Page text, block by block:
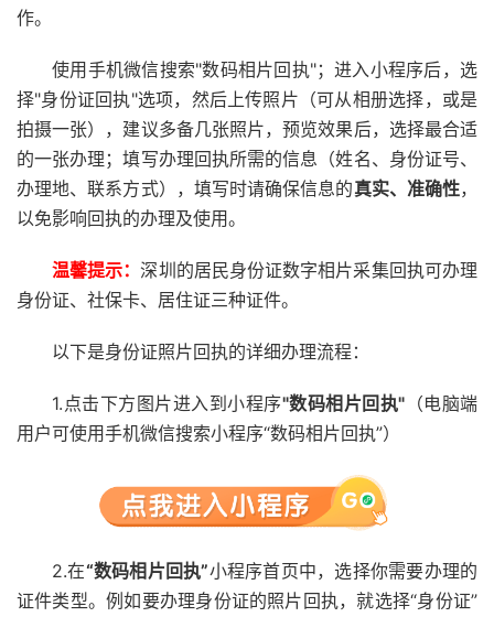
作。
使用手机微信搜索"数码相片回执"；进入小程序后，选
择"身份证回执"选项，然后上传照片（可从相册选择，或是
拍摄一张），建议多备几张照片，预览效果后，选择最合适
的一张办理；填写办理回执所需的信息（姓名、身份证号、
办理地、联系方式），填写时请确保信息的真实、准确性，
以免影响回执的办理及使用。
温馨提示：深圳的居民身份证数字相片采集回执可办理
身份证、社保卡、居住证三种证件。
以下是身份证照片回执的详细办理流程：
1.点击下方图片进入到小程序"数码相片回执" （电脑端
用户可使用手机微信搜索小程序“数码相片回执”）
2.在“数码相片回执”小程序首页中，选择你需要办理的
证件类型。例如要办理身份证的照片回执，就选择“身份证”